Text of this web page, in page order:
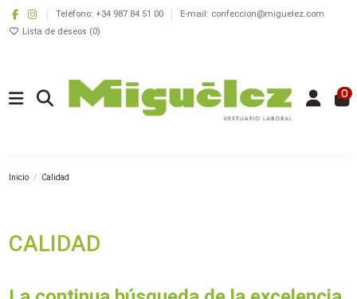
Teléfono: +34 987 84 51 00
E-mail: confeccion@miguelez.com
Lista de deseos (0)
0
Inicio Calidad
CALIDAD